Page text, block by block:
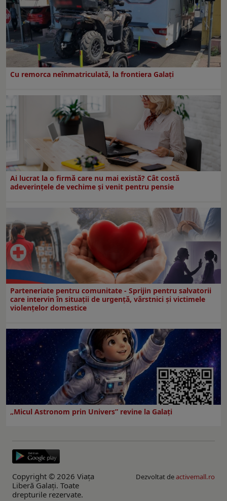
Cu remorca neînmatriculată, la frontiera Galați
Ai lucrat la o firmă care nu mai există? Cât costă
adeverințele de vechime și venit pentru pensie
Parteneriate pentru comunitate - Sprijin pentru salvatorii
care intervin în situații de urgență, vârstnici și victimele
violențelor domestice
„Micul Astronom prin Univers” revine la Galați
Copyright © 2026 Viaţa
Liberă Galaţi. Toate
drepturile rezervate.
Dezvoltat deactivemall.ro